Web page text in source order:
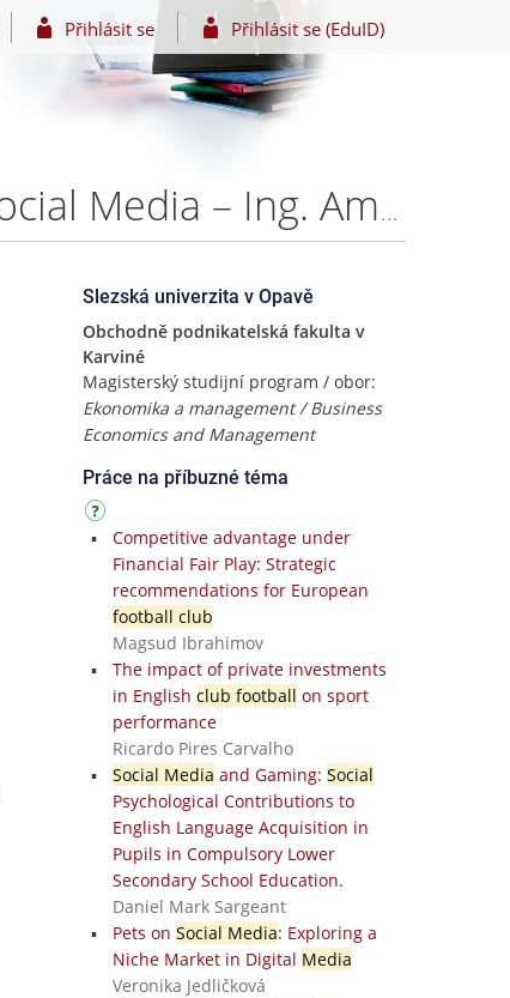
Přihlásit se Přihlásit se (EduID)
Marketing Communication of Football Clubs through Social Media – Ing. Amal Devassy
Slezská univerzita v Opavě
Obchodně podnikatelská fakulta v
Karviné
Magisterský studijní program / obor:
Ekonomika a management / Business
Economics and Management
Práce na příbuzné téma
Competitive advantage under
Financial Fair Play: Strategic
recommendations for European
football club
Magsud Ibrahimov
The impact of private investments
in English club football on sport
performance
Ricardo Pires Carvalho
Social Media and Gaming: Social
Psychological Contributions to
English Language Acquisition in
Pupils in Compulsory Lower
Secondary School Education.
Daniel Mark Sargeant
Pets on Social Media: Exploring a
Niche Market in Digital Media
Veronika Jedličková